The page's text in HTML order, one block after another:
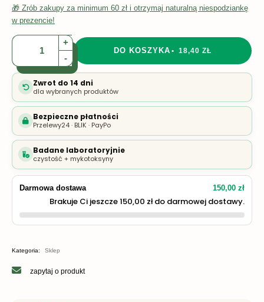
🎁 Zrób zakupy za minimum 60 zł i otrzymaj naturalną niespodziankę
w prezencie!
+
-
DO KOSZYKA 18,40 ZŁ
Zwrot do 14 dni
dla wybranych produktów
Bezpieczne płatności
Przelewy24 · BLIK · PayPo
Badane laboratoryjnie
czystość + mykotoksyny
Darmowa dostawa 150,00 zł
Brakuje Ci jeszcze 150,00 zł do darmowej dostawy.
Kategoria: Sklep
zapytaj o produkt